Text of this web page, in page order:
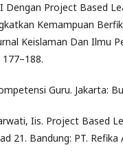
Dengan Project Based
Kemampuan
Keislaman Dan Ilmu
Guru. Jakarta:
Iis. Project Based
21. Bandung: PT. Refika